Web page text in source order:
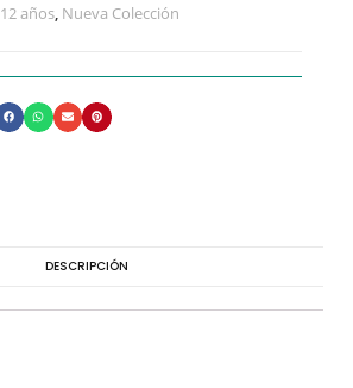
12 años, Nueva Colección
DESCRIPCIÓN